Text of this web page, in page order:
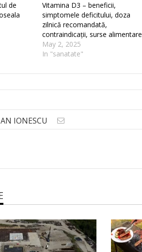
de
Vitamina D3 – beneficii,
simptomele deficitului, doza
zilnică recomandată,
contraindicații, surse alimentare
May 2, 2025
In "sanatate"
IONESCU